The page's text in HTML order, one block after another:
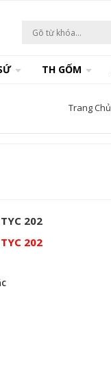
TH GỐM
Trang Chủ
TYC 202
TYC 202